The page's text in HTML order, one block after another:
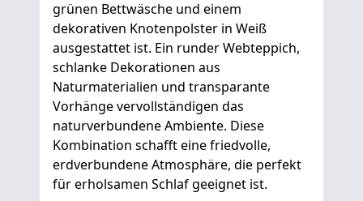
grünen Bettwäsche und einem
dekorativen Knotenpolster in Weiß
ausgestattet ist. Ein runder Webteppich,
schlanke Dekorationen aus
Naturmaterialien und transparante
Vorhänge vervollständigen das
naturverbundene Ambiente. Diese
Kombination schafft eine friedvolle,
erdverbundene Atmosphäre, die perfekt
für erholsamen Schlaf geeignet ist.